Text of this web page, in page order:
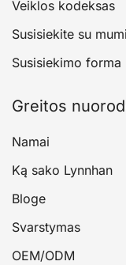
Veiklos kodeksas
Susisiekite su
Susisiekimo forma
Greitos
Namai
Ką sako Lynnhan
Bloge
Svarstymas
OEM/ODM